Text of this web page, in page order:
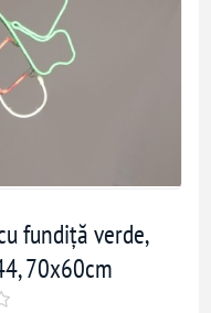
fundiță verde,
70x60cm